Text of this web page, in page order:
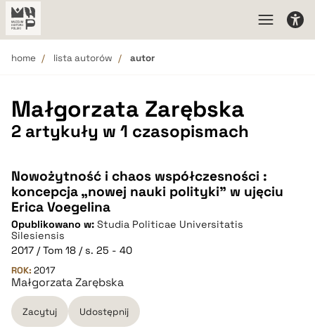
home lista autorów autor
Małgorzata Zarębska
2 artykuły w 1 czasopismach
Nowożytność i chaos współczesności :
koncepcja „nowej nauki polityki” w ujęciu
Erica Voegelina
Opublikowano w: Studia Politicae Universitatis
Silesiensis
2017 / Tom 18 / s. 25 - 40
ROK: 2017
Małgorzata Zarębska
Zacytuj Udostępnij